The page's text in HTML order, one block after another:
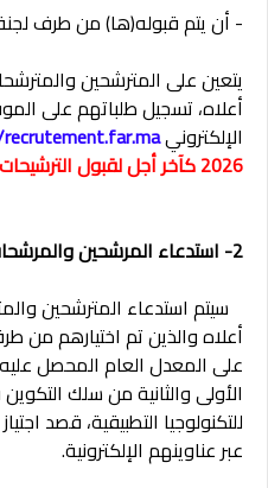
- أن يتم قبوله(ها) من طرف لجنة
يتعين على المترشحين
أعلاه، تسجيل طلباتهم على
الإلكتروني
2026 كآخر أجل لقبول الترشيحات.
2- استدعاء المرشحين والمرشحات:
سيتم استدعاء المترشحين
أعلاه والذين تم اختيارهم من
على المعدل العام المحصل
الأولى والثانية من سلك
للتكنولوجيا التطبيقية، قصد
عبر عناوينهم الإلكترونية.